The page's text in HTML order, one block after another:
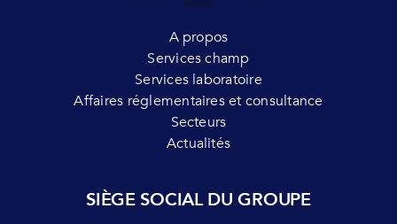
A propos
Services champ
Services laboratoire
Affaires réglementaires et consultance
Secteurs
Actualités
SIÈGE SOCIAL DU GROUPE